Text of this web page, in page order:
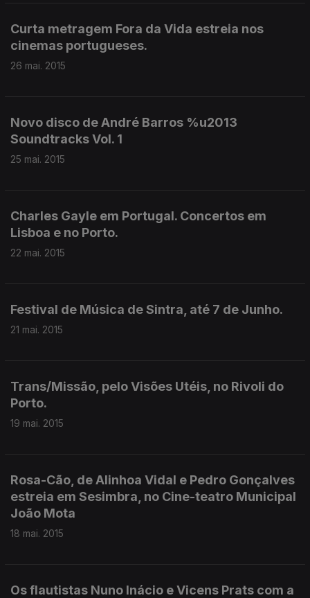
Curta metragem Fora da Vida estreia nos
cinemas portugueses.
26 mai. 2015
Novo disco de André Barros %u2013
Soundtracks Vol. 1
25 mai. 2015
Charles Gayle em Portugal. Concertos em
Lisboa e no Porto.
22 mai. 2015
Festival de Música de Sintra, até 7 de Junho.
21 mai. 2015
Trans/Missão, pelo Visões Utéis, no Rivoli do
Porto.
19 mai. 2015
Rosa-Cão, de Alinhoa Vidal e Pedro Gonçalves
estreia em Sesimbra, no Cine-teatro Municipal
João Mota
18 mai. 2015
Os flautistas Nuno Inácio e Vicens Prats com a